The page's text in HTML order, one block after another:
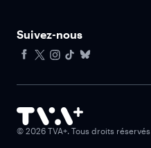
Suivez-nous
© 2026 TVA+. Tous droits réservés